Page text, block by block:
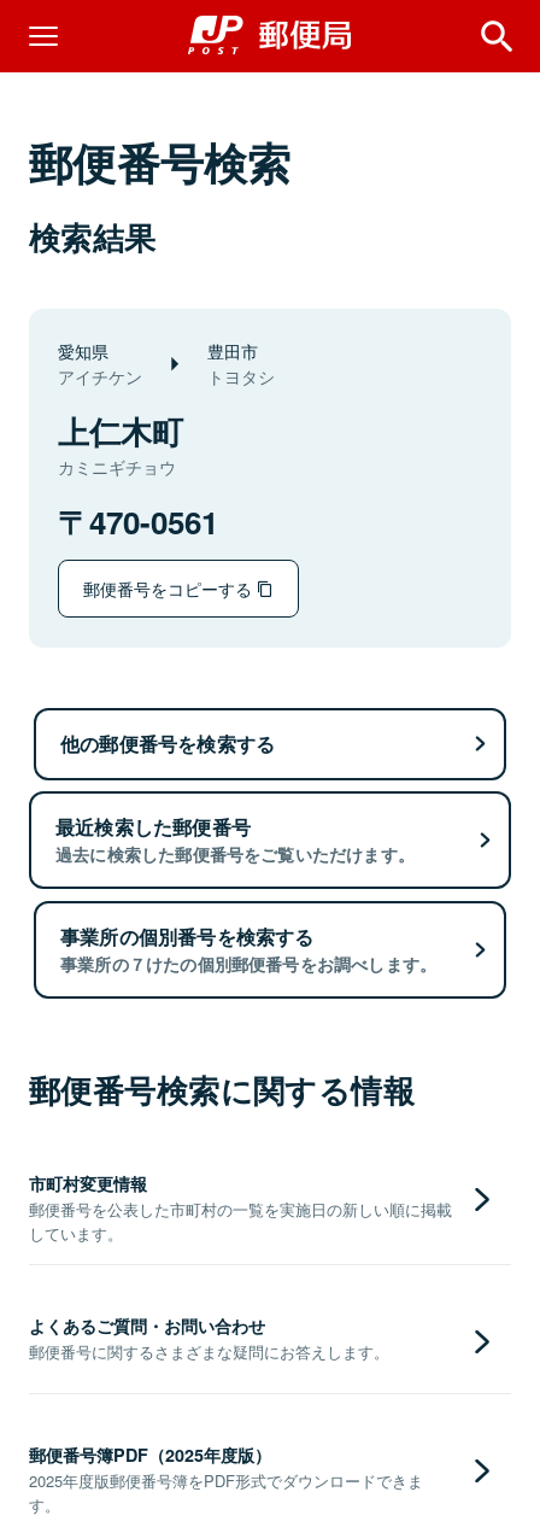
郵便番号検索
検索結果
愛知県
アイチケン
豊田市
トヨタシ
上仁木町
カミニギチョウ
470-0561
郵便番号をコピーする
他の郵便番号を検索する
最近検索した郵便番号
過去に検索した郵便番号をご覧いただけます。
事業所の個別番号を検索する
事業所の７けたの個別郵便番号をお調べします。
郵便番号検索に関する情報
市町村変更情報
郵便番号を公表した市町村の一覧を実施日の新しい順に掲載
しています。
よくあるご質問・お問い合わせ
郵便番号に関するさまざまな疑問にお答えします。
郵便番号簿PDF（2025年度版）
2025年度版郵便番号簿をPDF形式でダウンロードできま
す。